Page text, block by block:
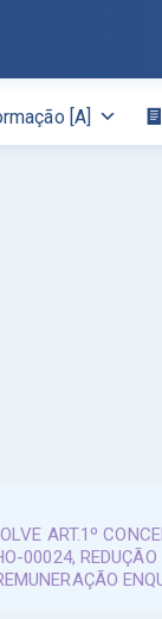
[A]
ART.1º
00024,